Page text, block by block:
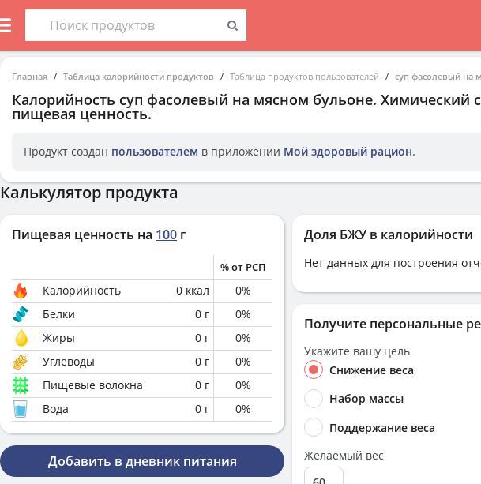
Главная Таблица калорийности продуктов Таблица продуктов пользователей суп фасолевый на
Калорийность суп фасолевый на мясном бульоне. Химический
пищевая ценность.
Продукт создан пользователем в приложении Мой здоровый рацион.
Калькулятор продукта
Пищевая ценность на 100 г
% от РСП
Калорийность 0 ккал 0%
Белки
0 г 0%
Жиры
0 г 0%
Углеводы
0 г 0%
Пищевые волокна
0 г 0%
Вода
0 г 0%
Добавить в дневник питания
Доля БЖУ в калорийности
Нет данных для построения
Получите персональные
Укажите вашу цель
Снижение веса
Набор массы
Поддержание веса
Желаемый вес